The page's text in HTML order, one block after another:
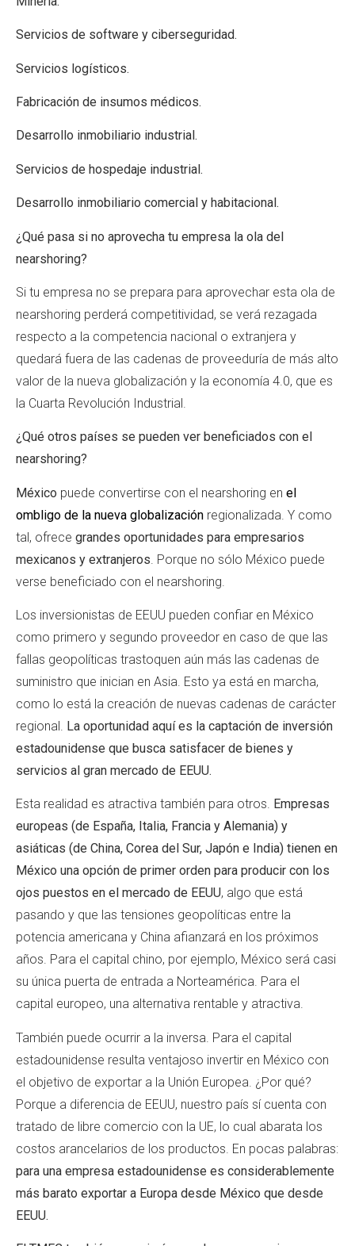
Servicios de software y ciberseguridad.
Servicios logísticos.
Fabricación de insumos médicos.
Desarrollo inmobiliario industrial.
Servicios de hospedaje industrial.
Desarrollo inmobiliario comercial y habitacional.
¿Qué pasa si no aprovecha tu empresa la ola del
nearshoring?
Si tu empresa no se prepara para aprovechar esta ola de
nearshoring perderá competitividad, se verá rezagada
respecto a la competencia nacional o extranjera y
quedará fuera de las cadenas de proveeduría de más alto
valor de la nueva globalización y la economía 4.0, que es
la Cuarta Revolución Industrial.
¿Qué otros países se pueden ver beneficiados con el
nearshoring?
México puede convertirse con el nearshoring en el
ombligo de la nueva globalización regionalizada. Y como
tal, ofrece grandes oportunidades para empresarios
mexicanos y extranjeros . Porque no sólo México puede
verse beneficiado con el nearshoring.
Los inversionistas de EEUU pueden confiar en México
como primero y segundo proveedor en caso de que las
fallas geopolíticas trastoquen aún más las cadenas de
suministro que inician en Asia. Esto ya está en marcha,
como lo está la creación de nuevas cadenas de carácter
regional. La oportunidad aquí es la captación de inversión
estadounidense que busca satisfacer de bienes y
servicios al gran mercado de EEUU.
Esta realidad es atractiva también para otros. Empresas
europeas (de España, Italia, Francia y Alemania) y
asiáticas (de China, Corea del Sur, Japón e India) tienen en
México una opción de primer orden para producir con los
ojos puestos en el mercado de EEUU, algo que está
pasando y que las tensiones geopolíticas entre la
potencia americana y China afianzará en los próximos
años. Para el capital chino, por ejemplo, México será casi
su única puerta de entrada a Norteamérica. Para el
capital europeo, una alternativa rentable y atractiva.
También puede ocurrir a la inversa. Para el capital
estadounidense resulta ventajoso invertir en México con
el objetivo de exportar a la Unión Europea. ¿Por qué?
Porque a diferencia de EEUU, nuestro país sí cuenta con
tratado de libre comercio con la UE, lo cual abarata los
costos arancelarios de los productos. En pocas palabras:
para una empresa estadounidense es considerablemente
más barato exportar a Europa desde México que desde
EEUU.